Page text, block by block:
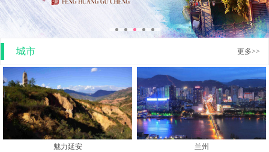
城市 更多>>
魅力延安 兰州